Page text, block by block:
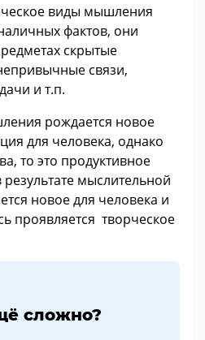
виды мышления
фактов, они
скрытые
связи,
и т.п.
рождается новое
для человека, однако
то это продуктивное
мыслительной
новое для человека и
проявляется творческое
сложно?